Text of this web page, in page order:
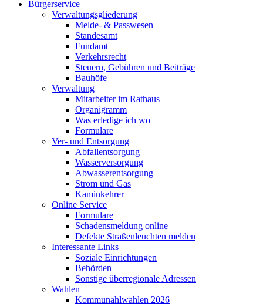
Bürgerservice
Verwaltungsgliederung
Melde- & Passwesen
Standesamt
Fundamt
Verkehrsrecht
Steuern, Gebühren und Beiträge
Bauhöfe
Verwaltung
Mitarbeiter im Rathaus
Organigramm
Was erledige ich wo
Formulare
Ver- und Entsorgung
Abfallentsorgung
Wasserversorgung
Abwasserentsorgung
Strom und Gas
Kaminkehrer
Online Service
Formulare
Schadensmeldung online
Defekte Straßenleuchten melden
Interessante Links
Soziale Einrichtungen
Behörden
Sonstige überregionale Adressen
Wahlen
Kommunahlwahlen 2026